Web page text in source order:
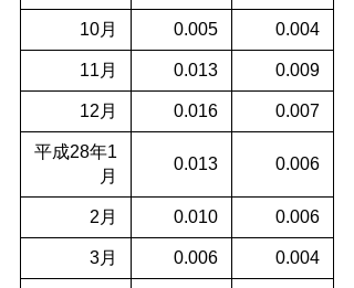
10月 0.005 0.004
11月 0.013 0.009
12月 0.016 0.007
平成28年1
月
0.013 0.006
2月 0.010 0.006
3月 0.006 0.004